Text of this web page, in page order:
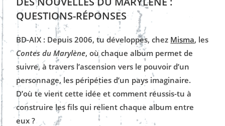
QUESTIONS-RÉPONSES
BD-AIX : Depuis 2006, tu développes, chez Misma, les
Contes du Marylène, où chaque album permet de
suivre, à travers l’ascension vers le pouvoir d’un
personnage, les péripéties d’un pays imaginaire.
D’où te vient cette idée et comment réussis-tu à
construire les fils qui relient chaque album entre
eux ?